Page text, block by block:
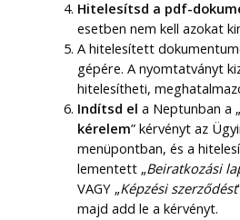
Hitelesítsd a pdf-
esetben nem kell azokat
A hitelesített
gépére. A nyomtatványt
hitelesítheti,
Indítsd el a Neptunban a „
kérelem” kérvényt az
menüpontban, és a
lementett „Beiratkozási
VAGY „Képzési szerződést
majd add le a kérvényt.